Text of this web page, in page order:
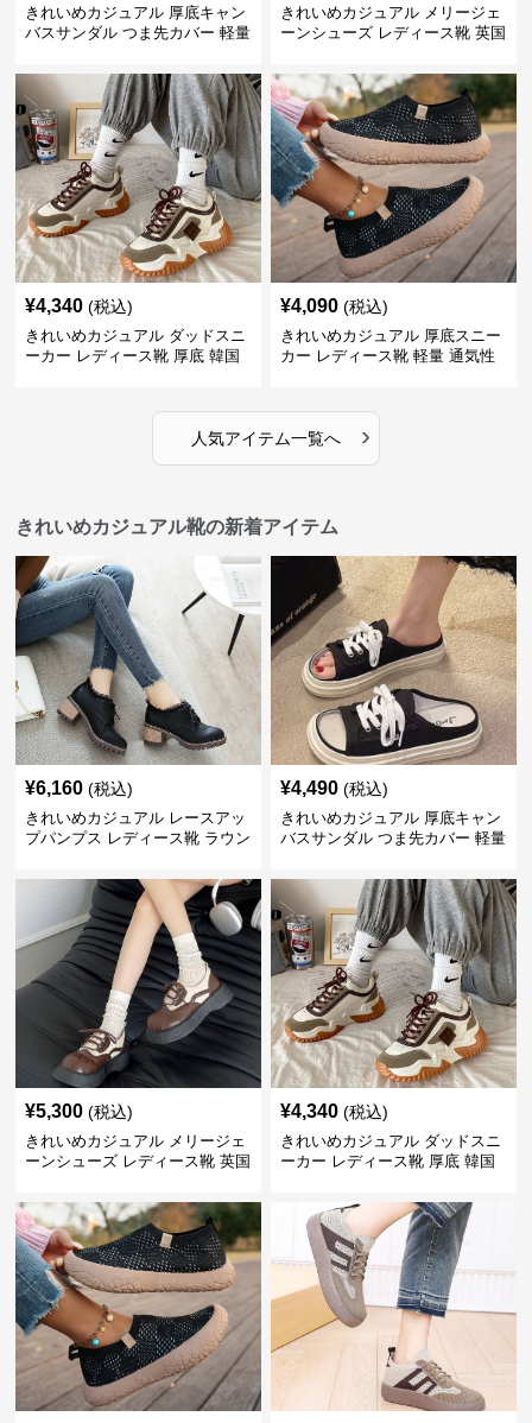
きれいめカジュアル 厚底キャン
バスサンダル つま先カバー 軽量
アルシューズ
きれいめカジュアル メリージェ
ーンシューズ レディース靴 英国
ラシカル フラットパンプス
¥4,340 (税込)
きれいめカジュアル ダッドスニ
ーカー レディース靴 厚底 韓国
¥4,090 (税込)
きれいめカジュアル 厚底スニー
カー レディース靴 軽量 通気性
人気アイテム一覧へ ›
きれいめカジュアル靴の新着アイテム
¥6,160 (税込)
きれいめカジュアル レースアッ
プパンプス レディース靴 ラウン
上品 カジュアルシューズ
¥4,490 (税込)
きれいめカジュアル 厚底キャン
バスサンダル つま先カバー 軽量
アルシューズ
¥5,300 (税込)
きれいめカジュアル メリージェ
ーンシューズ レディース靴 英国
ラシカル フラットパンプス
¥4,340 (税込)
きれいめカジュアル ダッドスニ
ーカー レディース靴 厚底 韓国
美脚 スポーティー